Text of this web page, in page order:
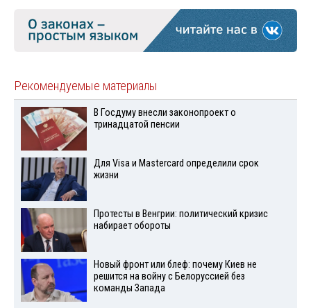
Рекомендуемые материалы
В Госдуму внесли законопроект о
тринадцатой пенсии
Для Visа и Mastercard определили срок
жизни
Протесты в Венгрии: политический кризис
набирает обороты
Новый фронт или блеф: почему Киев не
решится на войну с Белоруссией без
команды Запада